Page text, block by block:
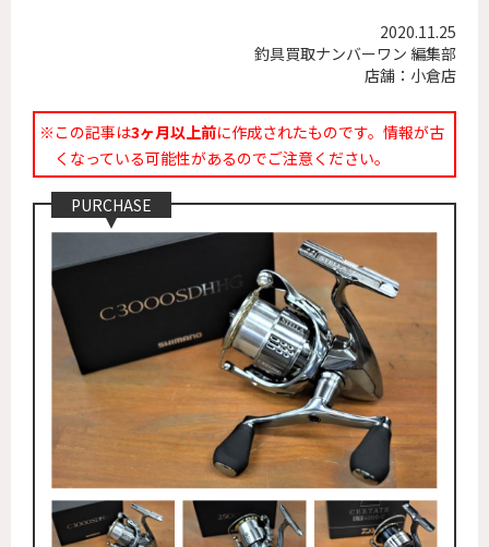
2020.11.25
釣具買取ナンバーワン 編集部
店舗：小倉店
※この記事は3ヶ月以上前に作成されたものです。情報が古
くなっている可能性があるのでご注意ください。
PURCHASE